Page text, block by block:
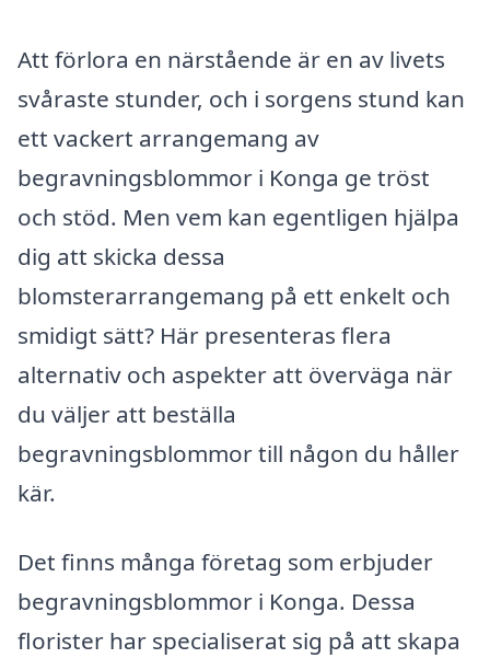
Att förlora en närstående är en av livets
svåraste stunder, och i sorgens stund kan
ett vackert arrangemang av
begravningsblommor i Konga ge tröst
och stöd. Men vem kan egentligen hjälpa
dig att skicka dessa
blomsterarrangemang på ett enkelt och
smidigt sätt? Här presenteras flera
alternativ och aspekter att överväga när
du väljer att beställa
begravningsblommor till någon du håller
kär.
Det finns många företag som erbjuder
begravningsblommor i Konga. Dessa
florister har specialiserat sig på att skapa